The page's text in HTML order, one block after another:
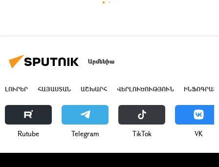
Արմենիա
ԼՈՒՐԵՐ ՀԱՅԱՍՏԱՆ ԱՇԽԱՐՀ ՎԵՐԼՈՒԾՈՒԹՅՈՒՆ
Rutube Telegram ТikТоk VK